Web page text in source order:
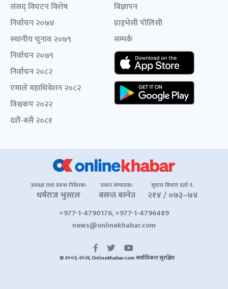
संसद् विघटन विशेष
निर्वाचन २०७४
स्थानीय चुनाव २०७९
निर्वाचन २०७९
निर्वाचन २०८२
एमाले महाधिवेशन २०८२
विश्वकप २०२२
दशैं-बसैं २०८१
विज्ञापन
प्राइभेसी पोलिसी
सम्पर्क
अध्यक्ष तथा प्रबन्ध निर्देशक:
धर्मराज भुसाल
प्रधान सम्पादक:
बसन्त बस्नेत
सूचना विभाग दर्ता नं.
२१४ / ०७३–७४
+977-1-4790176, +977-1-4796489
news@onlinekhabar.com
© २००६-२०२६ Onlinekhabar.com सर्वाधिकार सुरक्षित